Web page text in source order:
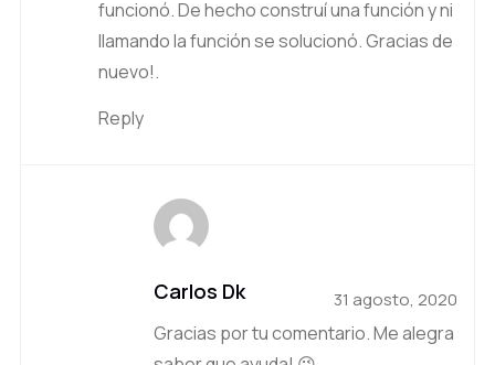
funcionó. De hecho construí una función y ni
llamando la función se solucionó. Gracias de
nuevo!.
Reply
Carlos Dk 31 agosto, 2020
Gracias por tu comentario. Me alegra